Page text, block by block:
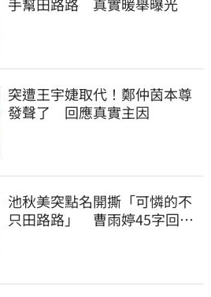
突遭王宇婕取代！鄭仲茵本尊
發聲了 回應真實主因
池秋美突點名開撕「可憐的不
只田路路」 曹雨婷45字回應